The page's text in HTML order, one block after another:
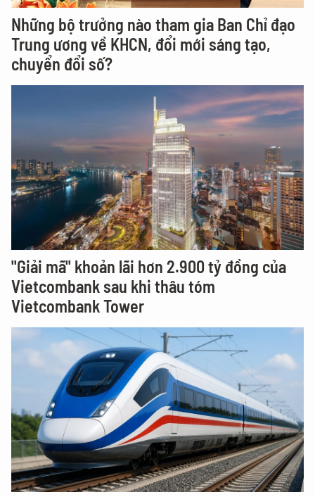
Những bộ trưởng nào tham gia Ban Chỉ đạo
Trung ương về KHCN, đổi mới sáng tạo,
chuyển đổi số?
"Giải mã" khoản lãi hơn 2.900 tỷ đồng của
Vietcombank sau khi thâu tóm
Vietcombank Tower